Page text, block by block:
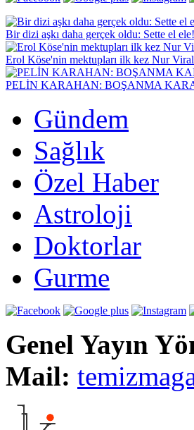
Bir dizi aşkı daha gerçek oldu: Sette el ele!
Erol Köse'nin mektupları ilk kez Nur
PELİN KARAHAN: BOŞANMA
Gündem
Sağlık
Özel Haber
Astroloji
Doktorlar
Gurme
Genel Yayın
Mail: t